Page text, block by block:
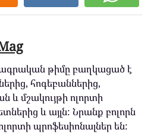
թիմը բաղկացած է
հոգեբաններից,
և մշակույթի ոլորտի
և այլն: Նրանք բոլորն
պրոֆեսիոնալներ են: